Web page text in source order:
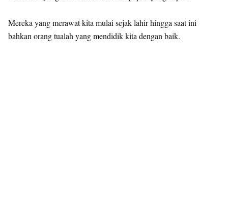
Mereka yang merawat kita mulai sejak lahir hingga saat ini
bahkan orang tualah yang mendidik kita dengan baik.